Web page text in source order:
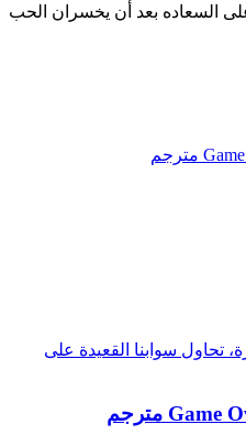
السعاده بعد أن يخسران الحب
تحاول سوابنا القعيدة على